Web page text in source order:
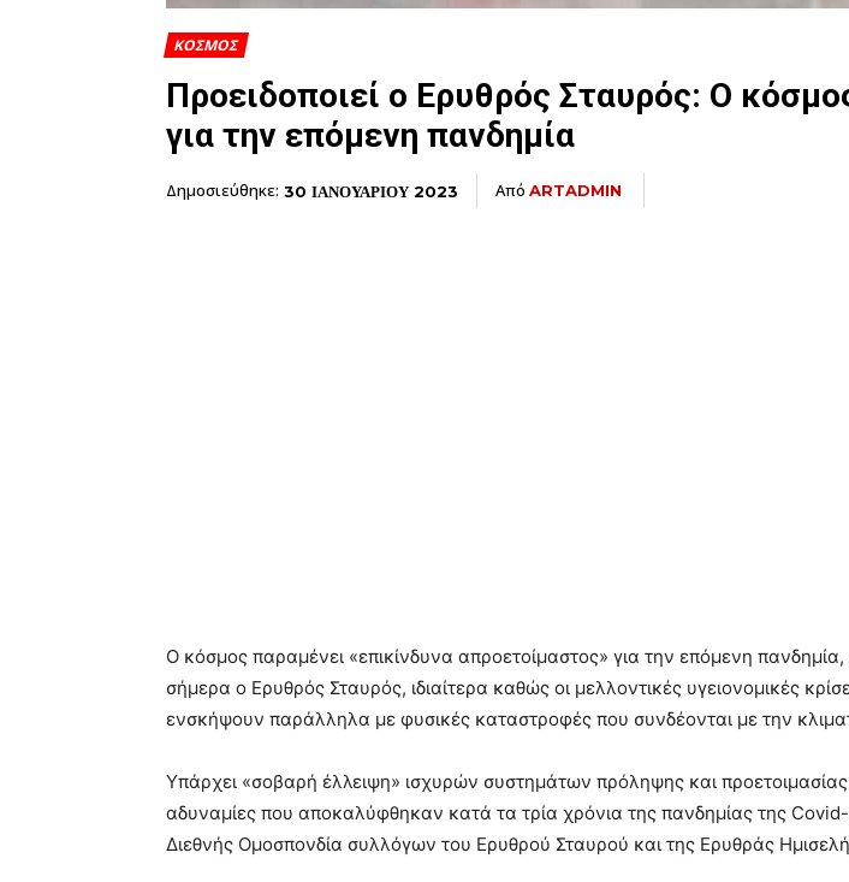
ΚΟΣΜΟΣ
Προειδοποιεί ο Ερυθρός Σταυρός: Ο
για την επόμενη πανδημία
Δημοσιεύθηκε: 30 ΙΑΝΟΥΑΡΙΟΥ 2023 Από ARTADMIN
Ο κόσμος παραμένει «επικίνδυνα απροετοίμαστος» για την επόμενη πανδημία,
σήμερα ο Ερυθρός Σταυρός, ιδιαίτερα καθώς οι μελλοντικές υγειονομικές
ενσκήψουν παράλληλα με φυσικές καταστροφές που συνδέονται με την
Υπάρχει «σοβαρή έλλειψη» ισχυρών συστημάτων πρόληψης και
αδυναμίες που αποκαλύφθηκαν κατά τα τρία χρόνια της πανδημίας της
Διεθνής Ομοσπονδία συλλόγων του Ερυθρού Σταυρού και της Ερυθράς